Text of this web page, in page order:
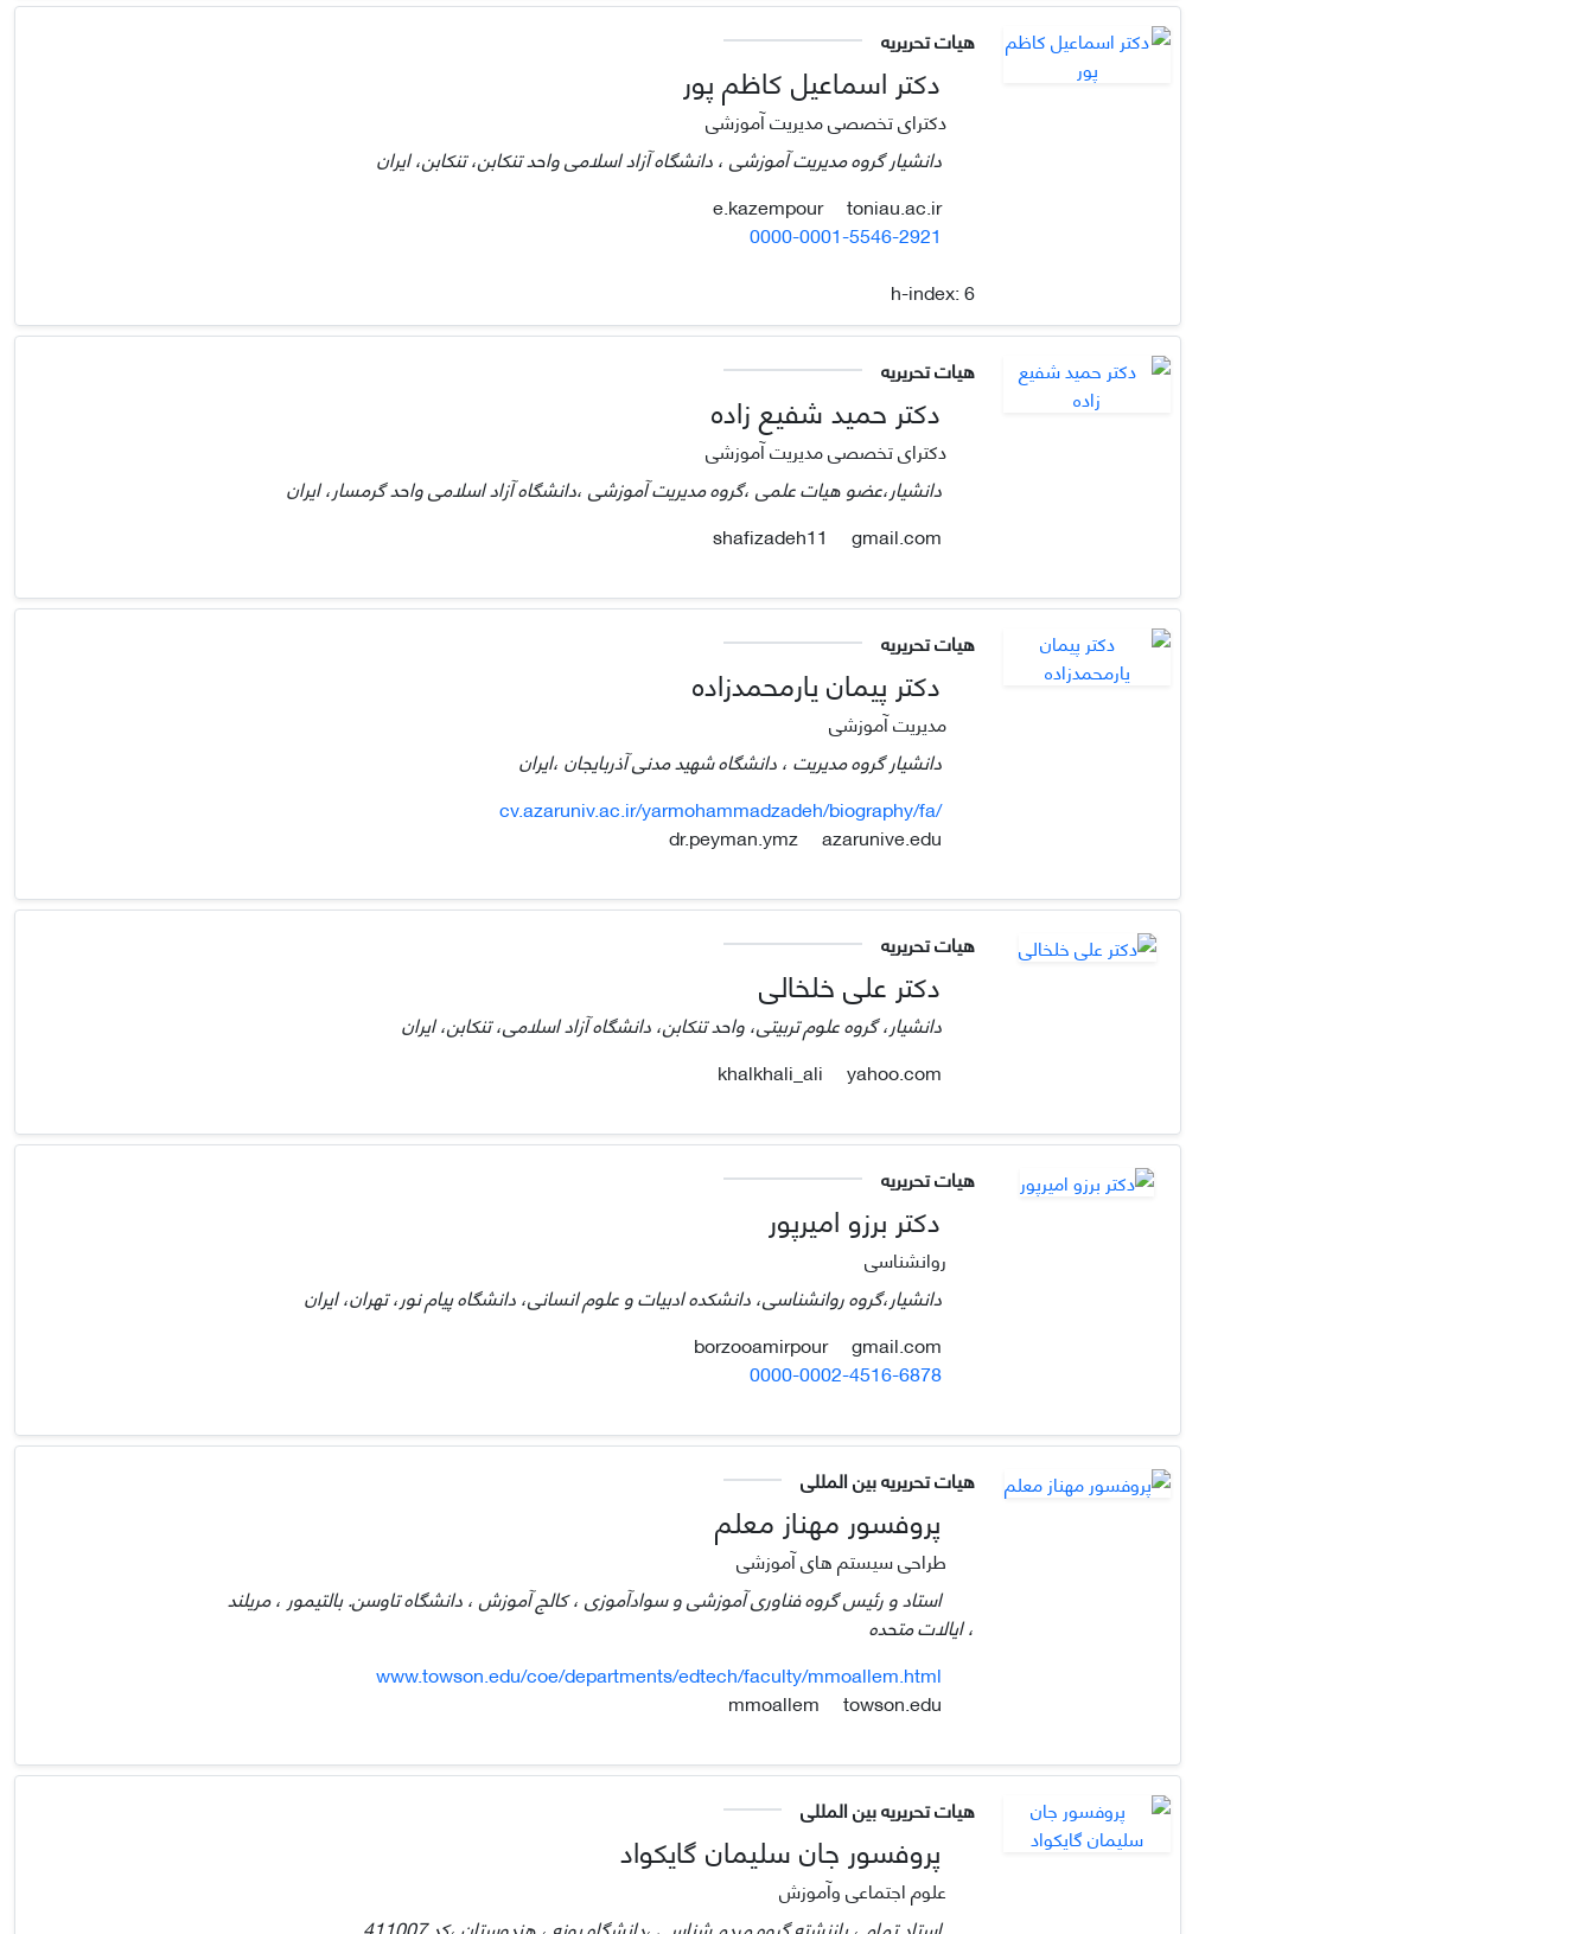
هیات تحریریه
دکتر اسماعیل کاظم پور
دکترای تخصصی مدیریت آموزشی
دانشیار گروه مدیریت آموزشی ، دانشگاه آزاد اسلامی واحد تنکابن، تنکابن، ایران
e.kazempour
toniau.ac.ir
0000-0001-5546-2921
h-index:6
هیات تحریریه
دکتر حمید شفیع زاده
دکترای تخصصی مدیریت آموزشی
دانشیار،عضو هیات علمی ،گروه مدیریت آموزشی ،دانشگاه آزاد اسلامی واحد گرمسار، ایران
gmail.com
هیات تحریریه
دکتر پیمان یارمحمدزاده
مدیریت آموزشی
دانشیار گروه مدیریت ، دانشگاه شهید مدنی آذربایجان ،ایران
cv.azaruniv.ac.ir/yarmohammadzadeh/biography/fa/
azarunive.edu
هیات تحریریه
دکتر علی خلخالی
دانشیار، گروه علوم تربیتی، واحد تنکابن، دانشگاه آزاد اسلامی، تنکابن، ایران
yahoo.com
هیات تحریریه
دکتر برزو امیرپور
روانشناسی
دانشیار،گروه روانشناسی، دانشکده ادبیات و علوم انسانی، دانشگاه پیام نور، تهران، ایران
gmail.com
0000-0002-4516-6878
هیات تحریریه بین المللی
پروفسور مهناز معلم
طراحی سیستم های آموزشی
استاد و رئیس گروه فناوری آموزشی و سوادآموزی ، کالج آموزش ، دانشگاه تاوسن. بالتیمور ، مریلند
، ایالات متحده
www.towson.edu/coe/departments/edtech/faculty/mmoallem.html
towson.edu
هیات تحریریه بین المللی
پروفسور جان سلیمان گایکواد
علوم اجتماعی وآموزش